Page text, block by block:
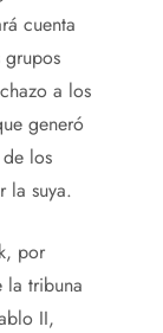
cuenta
grupos
a los
generó
los
la suya.
por
la tribuna
II,